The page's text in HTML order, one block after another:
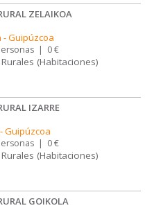
ZELAIKOA
-Guipúzcoa
| 0 €
(Habitaciones)
IZARRE
-Guipúzcoa
| 0 €
(Habitaciones)
GOIKOLA